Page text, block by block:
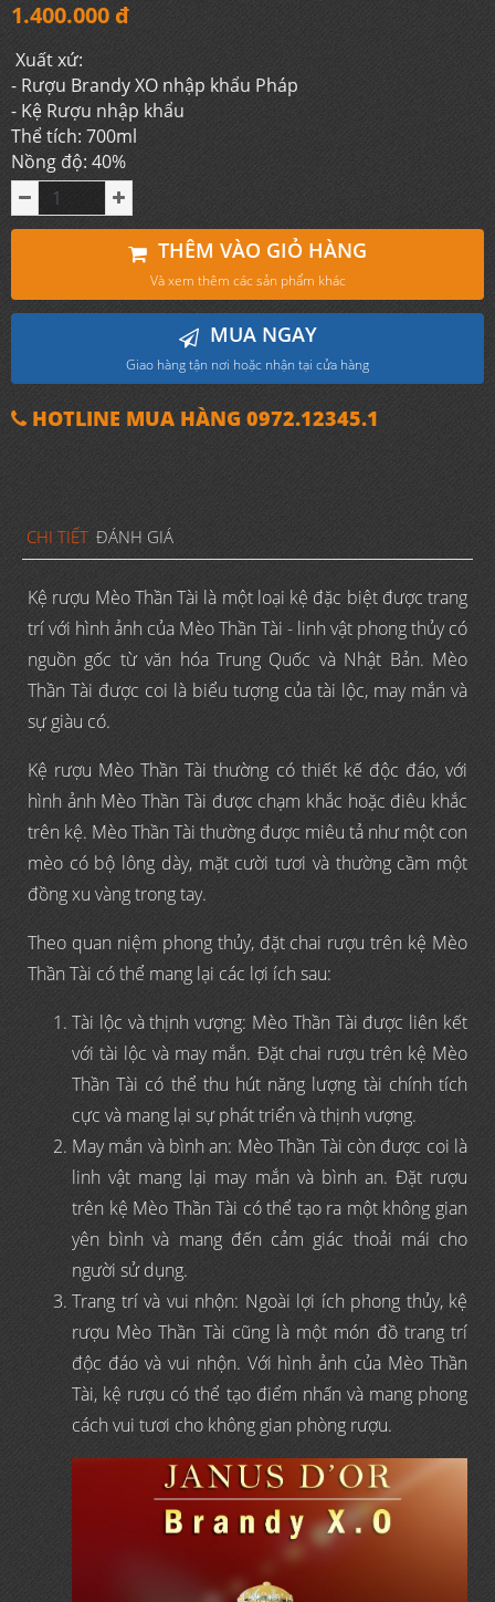
1.400.000 đ
Xuất xứ:
- Rượu Brandy XO nhập khẩu Pháp
- Kệ Rượu nhập khẩu
Thể tích: 700ml
Nồng độ: 40%
THÊM VÀO GIỎ HÀNG
Và xem thêm các sản phẩm khác
MUA NGAY
Giao hàng tận nơi hoặc nhận tại cửa hàng
HOTLINE MUA HÀNG 0972.12345.1
CHI TIẾT ĐÁNH GIÁ
Kệ rượu Mèo Thần Tài là một loại kệ đặc biệt được trang
trí với hình ảnh của Mèo Thần Tài - linh vật phong thủy có
nguồn gốc từ văn hóa Trung Quốc và Nhật Bản. Mèo
Thần Tài được coi là biểu tượng của tài lộc, may mắn và
sự giàu có.
Kệ rượu Mèo Thần Tài thường có thiết kế độc đáo, với
hình ảnh Mèo Thần Tài được chạm khắc hoặc điêu khắc
trên kệ. Mèo Thần Tài thường được miêu tả như một con
mèo có bộ lông dày, mặt cười tươi và thường cầm một
đồng xu vàng trong tay.
Theo quan niệm phong thủy, đặt chai rượu trên kệ Mèo
Thần Tài có thể mang lại các lợi ích sau:
Tài lộc và thịnh vượng: Mèo Thần Tài được liên kết
với tài lộc và may mắn. Đặt chai rượu trên kệ Mèo
Thần Tài có thể thu hút năng lượng tài chính tích
cực và mang lại sự phát triển và thịnh vượng.
May mắn và bình an: Mèo Thần Tài còn được coi là
linh vật mang lại may mắn và bình an. Đặt rượu
trên kệ Mèo Thần Tài có thể tạo ra một không gian
yên bình và mang đến cảm giác thoải mái cho
người sử dụng.
Trang trí và vui nhộn: Ngoài lợi ích phong thủy, kệ
rượu Mèo Thần Tài cũng là một món đồ trang trí
độc đáo và vui nhộn. Với hình ảnh của Mèo Thần
Tài, kệ rượu có thể tạo điểm nhấn và mang phong
cách vui tươi cho không gian phòng rượu.